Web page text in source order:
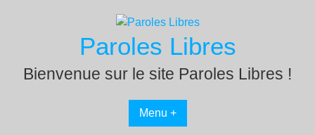
Paroles Libres
Bienvenue sur le site Paroles Libres !
Menu +